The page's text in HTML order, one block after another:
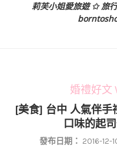
莉芙小姐愛旅遊 ✩ 旅
婚禮好文
[美食] 台中 人氣伴
口味的起
發布日期： 2016-12-